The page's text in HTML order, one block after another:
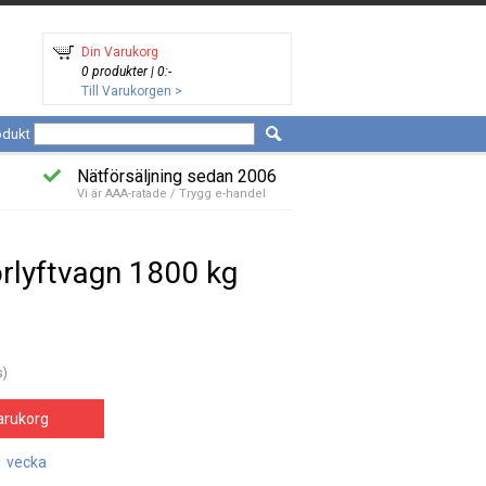
Din Varukorg
0 produkter | 0:-
Till Varukorgen >
Nätförsäljning sedan 2006
Vi är AAA-ratade / Trygg e-handel
1800 kg
vecka